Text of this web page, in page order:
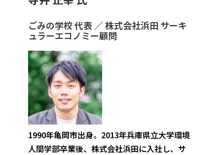
ごみの学校 代表 ／ 株式会社浜田 サーキ
ュラーエコノミー顧問
1990年亀岡市出身。2013年兵庫県立大学環境
人間学部卒業後、株式会社浜田に入社し、サ